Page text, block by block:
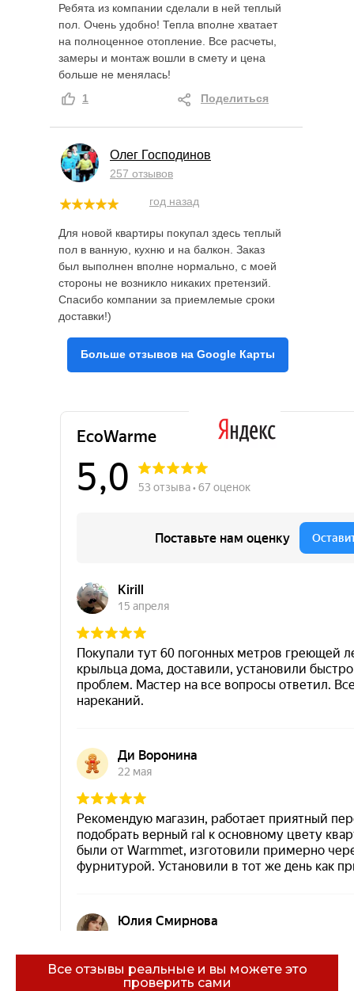
Ребята из компании сделали в ней теплый
пол. Очень удобно! Тепла вполне хватает
на полноценное отопление. Все расчеты,
замеры и монтаж вошли в смету и цена
больше не менялась!
1
Поделиться
год назад
Олег Господинов
257 отзывов
Для новой квартиры покупал здесь теплый
пол в ванную, кухню и на балкон. Заказ
был выполнен вполне нормально, с моей
стороны не возникло никаких претензий.
Спасибо компании за приемлемые сроки
доставки!)
Больше отзывов на Google Карты
Все отзывы реальные и вы можете это
проверить сами